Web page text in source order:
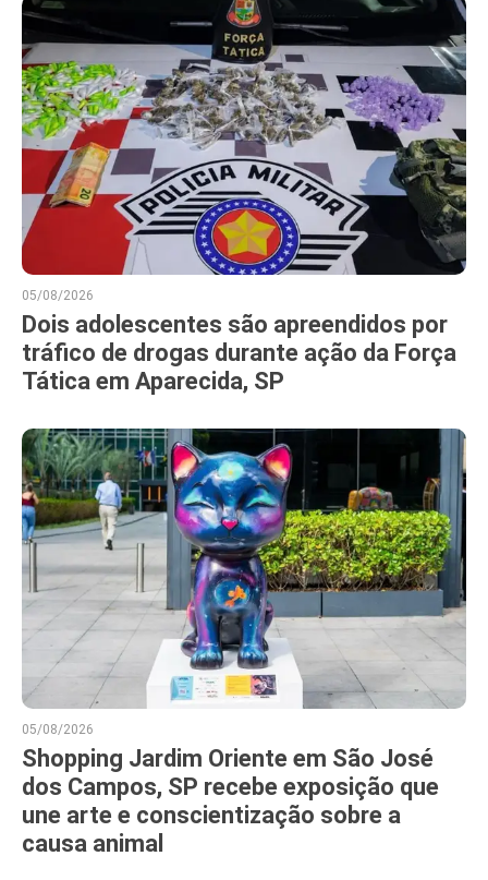
05/08/2026
Dois adolescentes são apreendidos por
tráfico de drogas durante ação da Força
Tática em Aparecida, SP
05/08/2026
Shopping Jardim Oriente em São José
dos Campos, SP recebe exposição que
une arte e conscientização sobre a
causa animal